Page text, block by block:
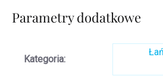
Parametry dodatkowe
Kategoria: